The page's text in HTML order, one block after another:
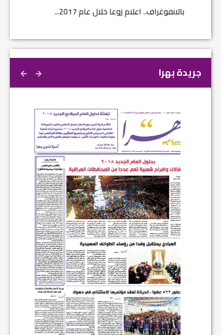
بالانفوغراف.. اعلام زوعا خلال عام 2017...
جريدة بهرا